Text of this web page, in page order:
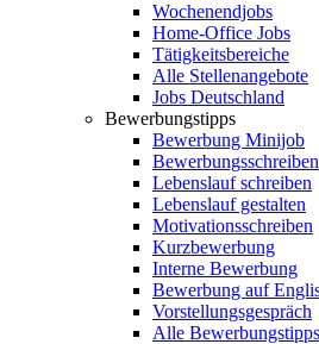
Wochenendjobs
Home-Office Jobs
Tätigkeitsbereiche
Alle Stellenangebote
Jobs Deutschland
Bewerbungstipps
Bewerbung Minijob
Bewerbungsschreiben
Lebenslauf schreiben
Lebenslauf gestalten
Motivationsschreiben
Kurzbewerbung
Interne Bewerbung
Bewerbung auf
Vorstellungsgespräch
Alle Bewerbungstipps